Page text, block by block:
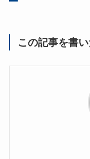
この記事を書い